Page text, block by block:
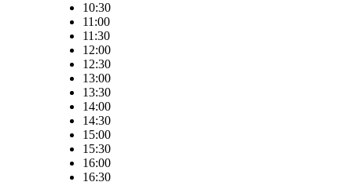
10:30
11:00
11:30
12:00
12:30
13:00
13:30
14:00
14:30
15:00
15:30
16:00
16:30